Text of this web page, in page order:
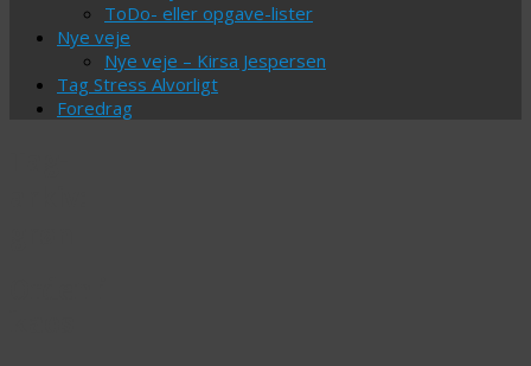
ToDo- eller opgave-lister
Nye veje
Nye veje – Kirsa Jespersen
Tag Stress Alvorligt
Foredrag